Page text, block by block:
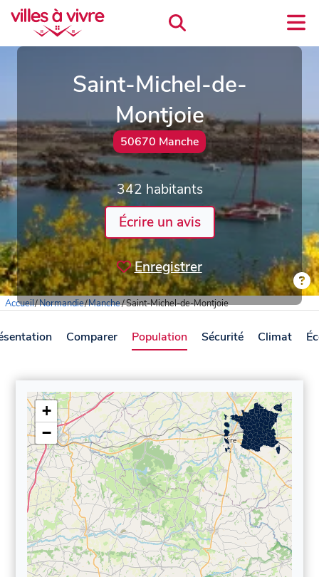
Saint-Michel-de-
Montjoie
50670 Manche
342 habitants
Écrire un avis
Enregistrer
Accueil/Normandie/Manche/Saint-Michel-de-Montjoie
Comparer Population Sécurité Climat
+
−